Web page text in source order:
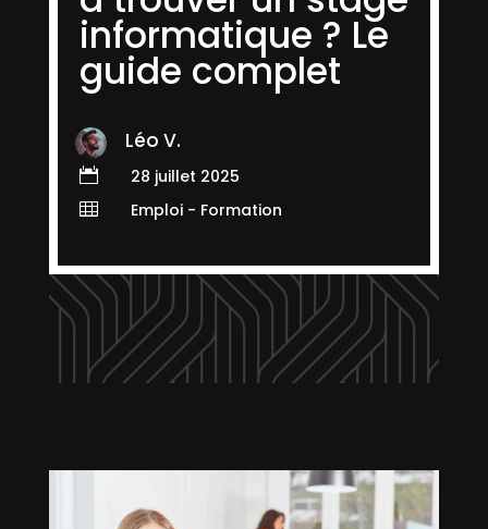
informatique ? Le
guide complet
Léo V.
 28 juillet 2025
 Emploi - Formation